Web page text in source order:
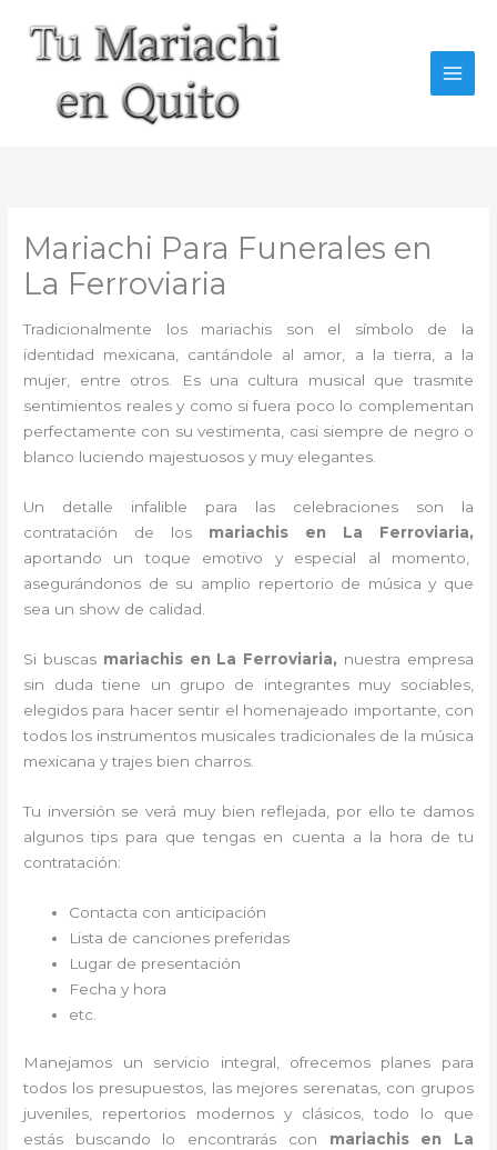
contenido
Mariachi Para Funerales en
La Ferroviaria
Tradicionalmente los mariachis son el símbolo de la
identidad mexicana, cantándole al amor, a la tierra, a la
mujer, entre otros. Es una cultura musical que trasmite
sentimientos reales y como si fuera poco lo complementan
perfectamente con su vestimenta, casi siempre de negro o
blanco luciendo majestuosos y muy elegantes.
Un detalle infalible para las celebraciones son la
contratación de los mariachis en La Ferroviaria,
aportando un toque emotivo y especial al momento,
asegurándonos de su amplio repertorio de música y que
sea un show de calidad.
Si buscas mariachis en La Ferroviaria, nuestra empresa
sin duda tiene un grupo de integrantes muy sociables,
elegidos para hacer sentir el homenajeado importante, con
todos los instrumentos musicales tradicionales de la música
mexicana y trajes bien charros.
Tu inversión se verá muy bien reflejada, por ello te damos
algunos tips para que tengas en cuenta a la hora de tu
contratación:
Contacta con anticipación
Lista de canciones preferidas
Lugar de presentación
Fecha y hora
etc.
Manejamos un servicio integral, ofrecemos planes para
todos los presupuestos, las mejores serenatas, con grupos
juveniles, repertorios modernos y clásicos, todo lo que
estás buscando lo encontrarás con mariachis en La